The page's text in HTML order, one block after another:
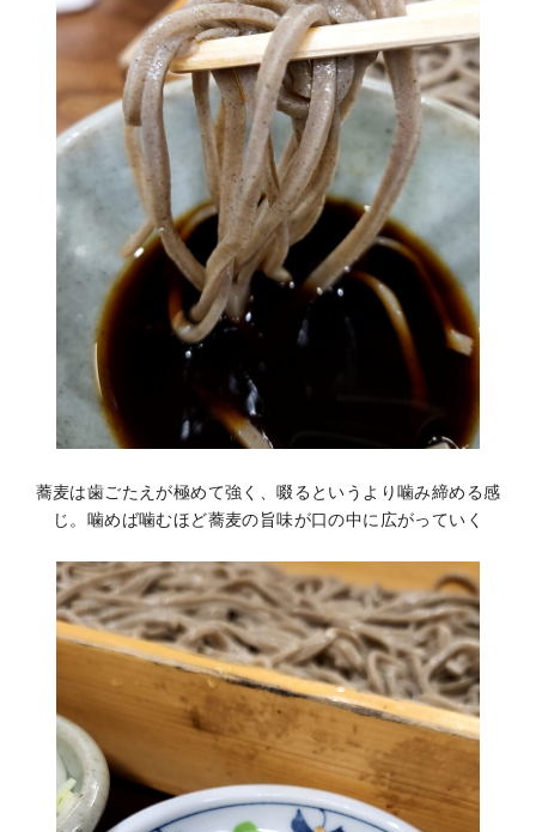
蕎麦は歯ごたえが極めて強く、啜るというより噛み締める感
じ。噛めば噛むほど蕎麦の旨味が口の中に広がっていく